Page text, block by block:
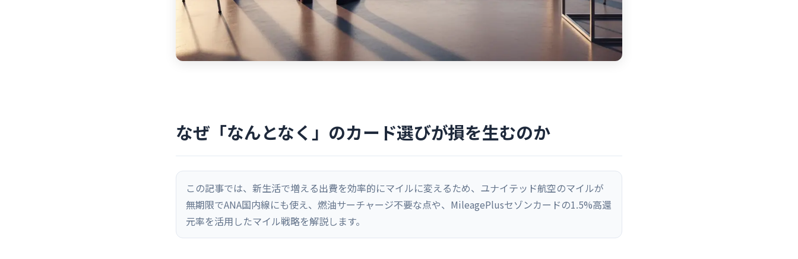
なぜ「なんとなく」のカード選びが損を生むのか
この記事では、新生活で増える出費を効率的にマイルに変えるため、ユナイテッド航空のマイルが
無期限でANA国内線にも使え、燃油サーチャージ不要な点や、MileagePlusセゾンカードの1.5%高還
元率を活用したマイル戦略を解説します。